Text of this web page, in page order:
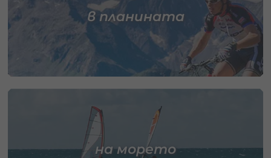
в планината
на морето